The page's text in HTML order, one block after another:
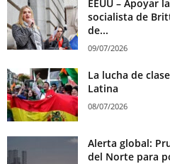
EEUU – Apoyar
socialista de
de...
09/07/2026
La lucha de
Latina
08/07/2026
Alerta global:
del Norte para